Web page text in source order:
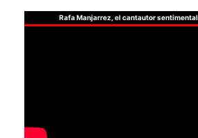
Rafa Manjarrez, el cantautor sentimental